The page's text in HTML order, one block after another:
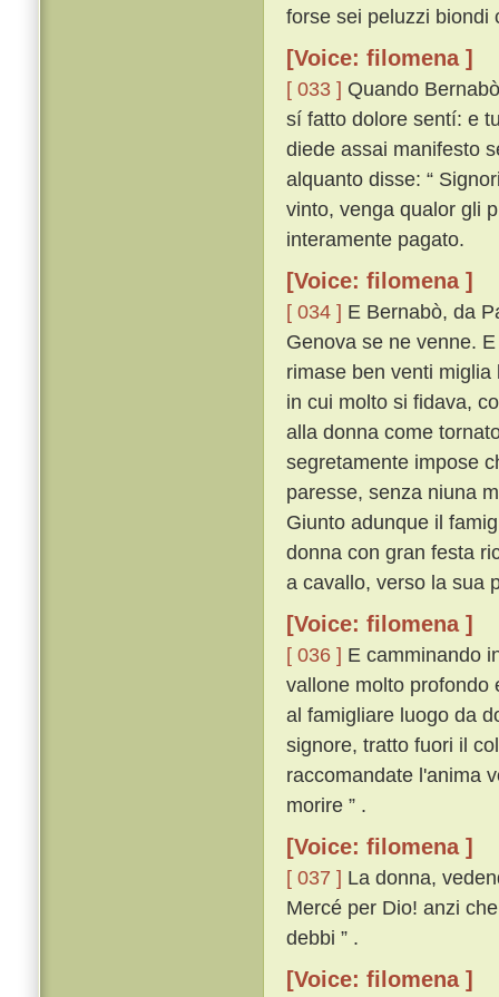
forse sei peluzzi biondi
[Voice: filomena ]
[ 033 ] Quando
sí fatto dolore sentí: e
diede assai manifesto
alquanto disse: “
vinto, venga qualor gli
interamente pagato.
[Voice: filomena ]
[ 034 ] E Bernabò, da
Genova se ne venne.
rimase ben venti
in cui molto si fidava,
alla donna come
segretamente impose
paresse, senza niuna
Giunto adunque il
donna con gran festa
a cavallo, verso la sua
[Voice: filomena ]
[ 036 ] E camminando
vallone molto profondo
al famigliare luogo da
signore, tratto fuori il
raccomandate l'anima
morire ” .
[Voice: filomena ]
[ 037 ] La donna,
Mercé per Dio! anzi
debbi ” .
[Voice: filomena ]